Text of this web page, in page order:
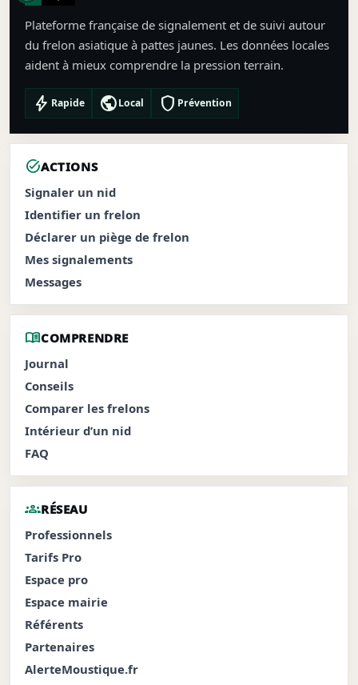
Plateforme française de signalement et de suivi autour
du frelon asiatique à pattes jaunes. Les données locales
aident à mieux comprendre la pression terrain.
bolt Rapide publicLocal shield Prévention
task_altACTIONS
Signaler un nid
Identifier un frelon
Déclarer un piège de frelon
Mes signalements
Messages
menu_bookCOMPRENDRE
Journal
Conseils
Comparer les frelons
Intérieur d’un nid
FAQ
groupsRÉSEAU
Professionnels
Tarifs Pro
Espace pro
Espace mairie
Référents
Partenaires
AlerteMoustique.fr